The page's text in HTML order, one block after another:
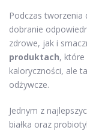
Podczas
dobranie
zdrowe, jak i
produktach, które
kaloryczności, ale
odżywcze.
Jednym z
białka oraz